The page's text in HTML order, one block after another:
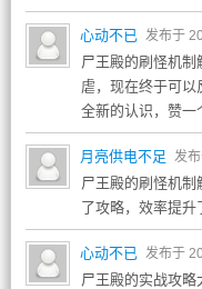
心动不已 发布于
尸王殿的刷怪机
虐，现在终于可以
全新的认识，赞一
月亮供电不足 发
尸王殿的刷怪机
了攻略，效率提升
心动不已 发布于
尸王殿的实战攻